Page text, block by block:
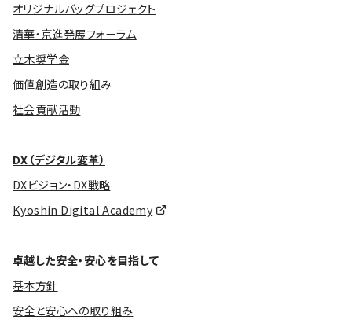
オリジナルバッグプロジェクト
清華・京進発展フォーラム
立木奨学金
価値創造の取り組み
社会貢献活動
DX（デジタル変革）
DXビジョン・DX戦略
Kyoshin Digital Academy
卓越した安全・安心を目指して
基本方針
安全と安心への取り組み